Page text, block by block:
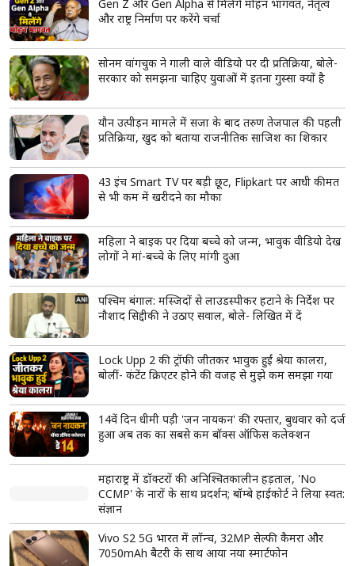
कैसे करें सही तरबूज की पहचान?
read more
ताजा खबरें View More
तरुण तेजपाल को हाईकोर्ट से बड़ा झटका, दुष्कर्म मामले में
दोषी ठहराया; ट्रायल कोर्ट का फैसला पलटा
अतीक अहमद के परिवार पर फिर टूटा दुखों का पहाड़, सबसे
छोटे बेटे अबान की सड़क हादसे में मौत; अपराध से सत्ता तक
8वें वेतन आयोग से पहले कर्मचारियों को बड़ी राहत, DA में
3% बढ़ोतरी लगभग तय; महंगाई भत्ता 63% पहुंचने की
Gen Z और Gen Alpha से मिलेंगे मोहन भागवत, नेतृत्व
और राष्ट्र निर्माण पर करेंगे चर्चा
सोनम वांगचुक ने गाली वाले वीडियो पर दी प्रतिक्रिया, बोले-
सरकार को समझना चाहिए युवाओं में इतना गुस्सा क्यों है
यौन उत्पीड़न मामले में सजा के बाद तरुण तेजपाल की पहली
प्रतिक्रिया, खुद को बताया राजनीतिक साजिश का शिकार
43 इंच Smart TV पर बड़ी छूट, Flipkart पर आधी कीमत
से भी कम में खरीदने का मौका